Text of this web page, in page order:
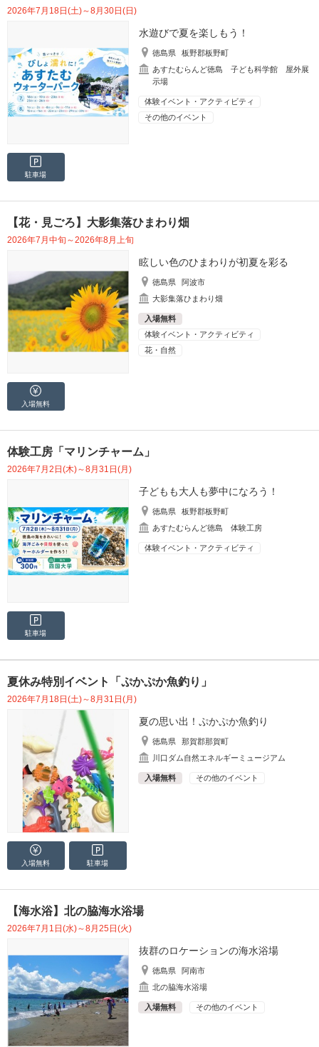
2026年7月18日(土)～8月30日(日)
水遊びで夏を楽しもう！
徳島県
板野郡板野町
あすたむらんど徳島 子ども科学館 屋外展
示場
体験イベント・アクティビティ
その他のイベント
駐車場
【花・見ごろ】大影集落ひまわり畑
2026年7月中旬～2026年8月上旬
眩しい色のひまわりが初夏を彩る
徳島県
阿波市
大影集落ひまわり畑
入場無料
体験イベント・アクティビティ
花・自然
入場無料
体験工房「マリンチャーム」
2026年7月2日(木)～8月31日(月)
子どもも大人も夢中になろう！
徳島県
板野郡板野町
あすたむらんど徳島 体験工房
体験イベント・アクティビティ
駐車場
夏休み特別イベント「ぷかぷか魚釣り」
2026年7月18日(土)～8月31日(月)
夏の思い出！ぷかぷか魚釣り
徳島県
那賀郡那賀町
川口ダム自然エネルギーミュージアム
入場無料 その他のイベント
入場無料 駐車場
【海水浴】北の脇海水浴場
2026年7月1日(水)～8月25日(火)
抜群のロケーションの海水浴場
徳島県
阿南市
北の脇海水浴場
入場無料 その他のイベント